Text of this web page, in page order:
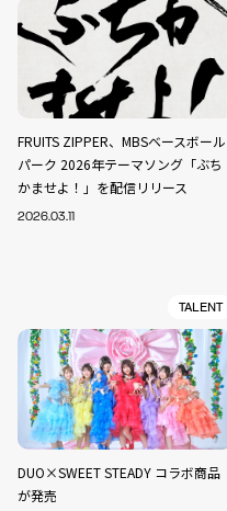
FRUITS ZIPPER、MBSベースボール
パーク 2026年テーマソング「ぶち
かませよ！」を配信リリース
2026.03.11
TALENT
DUO×SWEET STEADY コラボ商品
が発売